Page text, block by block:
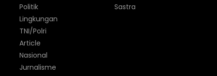
Politik
Sastra
Lingkungan
TNI/Polri
Article
Nasional
Jurnalisme